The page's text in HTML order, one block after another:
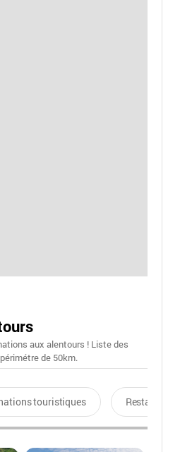
aux alentours ! Liste des
de 50km.
touristiques Restaurants